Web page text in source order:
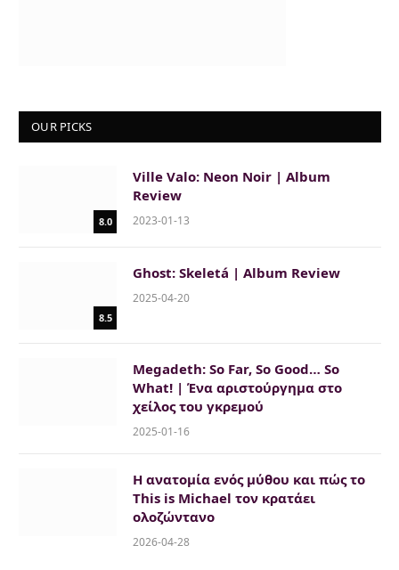
OUR PICKS
8.0
Ville Valo: Neon Noir | Album
Review
2023-01-13
8.5
Ghost: Skeletá | Album Review
2025-04-20
Megadeth: So Far, So Good… So
What! | Ένα αριστούργημα στο
χείλος του γκρεμού
2025-01-16
Η ανατομία ενός μύθου και πώς το
This is Michael τον κρατάει
ολοζώντανο
2026-04-28